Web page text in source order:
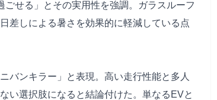
せる」とその実用性を強調。ガラスルーフ
差しによる暑さを効果的に軽減している点
バンキラー」と表現。高い走行性能と多人
い選択肢になると結論付けた。単なるEVと